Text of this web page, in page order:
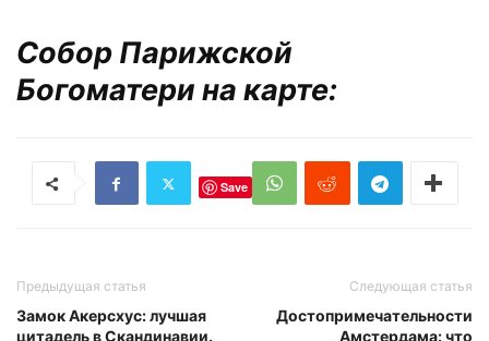
Собор Парижской
Богоматери на карте:
Save
Предыдущая статья
Замок Акерсхус: лучшая
цитадель в Скандинавии.
Следующая статья
Достопримечательности
Амстердама: что